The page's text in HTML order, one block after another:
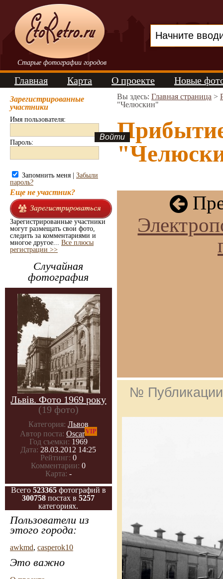
Старые фотографии городов
Главная Карта О проекте Новые
Зарегистрированные
участники
Имя пользователя:
Пароль:
Запомнить меня | Забыли
пароль?
Еще не участник?
Зарегистрированные участники
могут размещать свои фото,
следить за комментариями и
многое другое... Все плюсы
регистрации >>
Случайная
фотография
Львів. Фото 1969 року
(19 фото)
Категория: Львов
Автор поста: OscarVIP
Год съемки: 1969
Дата: 28.03.2012 14:25
Рейтинг: 0
Комментарии: 0
Карта: -
Всего 523365 фотографий в
300758 постах в5257
категориях.
Пользователи из
этого города:
awkmd, casperok10
Это важно
Вы здесь: Главная страница >
"Челюскин"
№